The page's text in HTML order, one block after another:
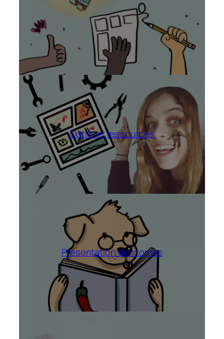
Outils et ressources
Présentation des tomes